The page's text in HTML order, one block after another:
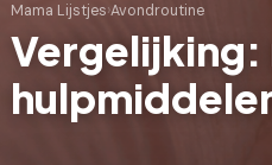
Mama Lijstjes›Avondroutine
Vergelijking: